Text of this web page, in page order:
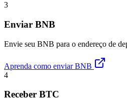
3
Enviar BNB
Envie seu BNB para o endereço de
Aprenda como enviar BNB
4
Receber BTC